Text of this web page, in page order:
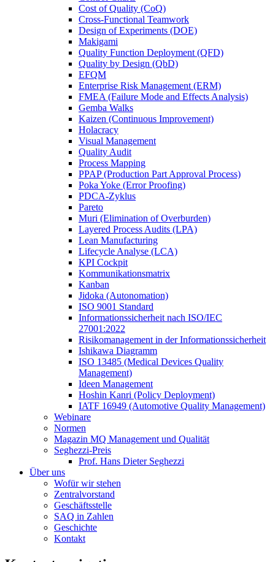
Cost of Quality (CoQ)
Cross-Functional Teamwork
Design of Experiments (DOE)
Makigami
Quality Function Deployment (QFD)
Quality by Design (QbD)
EFQM
Enterprise Risk Management (ERM)
FMEA (Failure Mode and Effects Analysis)
Gemba Walks
Kaizen (Continuous Improvement)
Holacracy
Visual Management
Quality Audit
Process Mapping
PPAP (Production Part Approval Process)
Poka Yoke (Error Proofing)
PDCA-Zyklus
Pareto
Muri (Elimination of Overburden)
Layered Process Audits (LPA)
Lean Manufacturing
Lifecycle Analyse (LCA)
KPI Cockpit
Kommunikationsmatrix
Kanban
Jidoka (Autonomation)
ISO 9001 Standard
Informationssicherheit nach ISO/IEC
27001:2022
Risikomanagement in der Informationssicherheit
Ishikawa Diagramm
ISO 13485 (Medical Devices Quality
Management)
Ideen Management
Hoshin Kanri (Policy Deployment)
IATF 16949 (Automotive Quality Management)
Webinare
Normen
Magazin MQ Management und Qualität
Seghezzi-Preis
Prof. Hans Dieter Seghezzi
Über uns
Wofür wir stehen
Zentralvorstand
Geschäftsstelle
SAQ in Zahlen
Geschichte
Kontakt